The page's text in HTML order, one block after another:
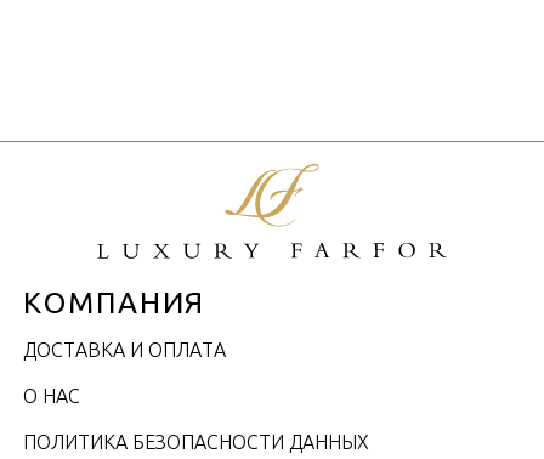
КОМПАНИЯ
ДОСТАВКА И ОПЛАТА
О НАС
ПОЛИТИКА БЕЗОПАСНОСТИ ДАННЫХ